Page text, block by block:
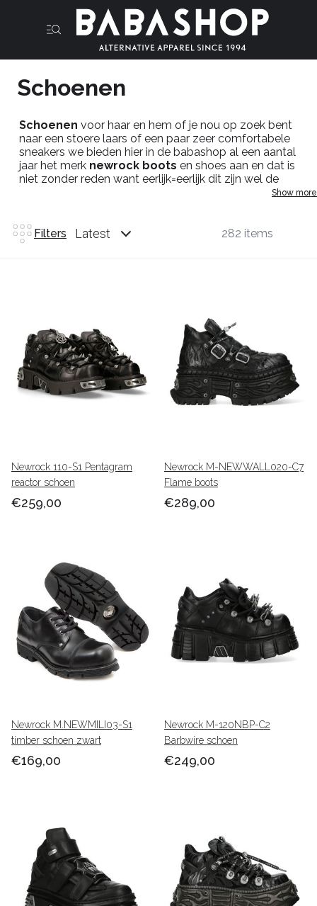
Schoenen
Schoenen voor haar en hem of je nou op zoek bent
naar een stoere laars of een paar zeer comfortabele
sneakers we bieden hier in debabashop al een aantal
jaar het merk newrock boots enshoes aan en dat is
niet zonder reden want eerlijk=eerlijk dit zijn wel de
schoenen in alternatieve stijl die er het meest uitspringen
Schoenen voor
haar:
Newrock
hanteert een
normale Europese maatvoering,zijn gemaakt van het
beste leer (maar ookvegan
) en geeft een super
service.Met een paarnewrocksben je gegarandeerd van
jaren loop plezier.
Show more
Filters Latest 282 items
Newrock 110-S1 Pentagram
reactor schoen
€259,00
Newrock M-NEWWALL020-C7
Flame boots
€289,00
Newrock M.NEWMILI03-S1
timber schoen zwart
€169,00
Newrock M-120NBP-C2
Barbwire schoen
€249,00